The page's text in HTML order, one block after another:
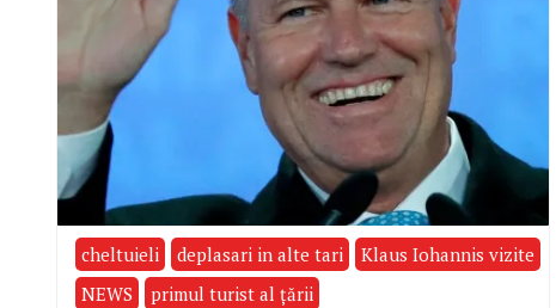
cheltuieli deplasari in alte tari
Klaus Iohannis vizite
NEWS
primul turist al țării